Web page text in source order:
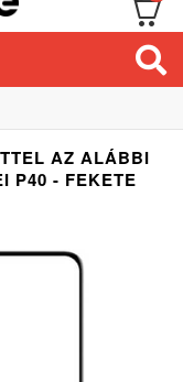
AZ ALÁBBI
P40 - FEKETE